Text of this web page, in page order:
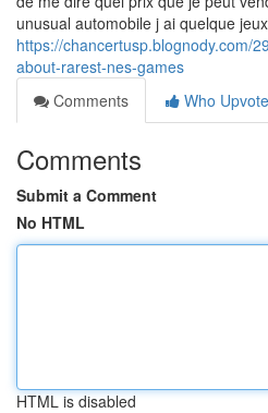
unusual automobile j ai quelque
https://chancertusp.blognody.com/
about-rarest-nes-games
Comments
Who
Comments
Submit a Comment
No HTML
HTML is disabled